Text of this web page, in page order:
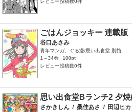
レビュー投稿数0件
ごはんジョッキー 連載版
谷口あさみ
青年マンガ、ぐる漫/思い出食堂 別館
1～34巻
100pt
レビュー投稿数0件
思い出食堂Bランチ2 夕
さかきしん / 桑佳あさ / 田辺ヒカ